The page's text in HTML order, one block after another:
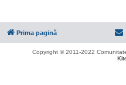
Prima pagină
Copyright © 2011-2022